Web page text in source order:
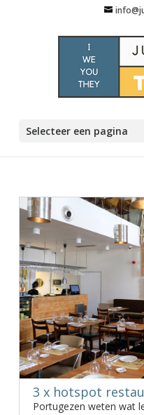
Selecteer een pagina
3 x hotspot
Portugezen weten wat